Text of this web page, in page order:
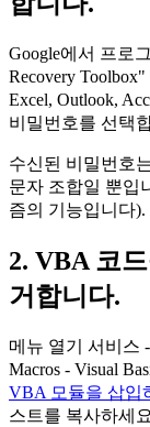
Google에서 프로
Recovery Toolbox"
Excel, Outlook,
비밀번호를 선택
수신된 비밀번호
문자 조합일 뿐입
즘의 기능입니다).
2. VBA 코
거합니다.
메뉴 열기 서비스
Macros - Visual
VBA 모듈을 삽입
스트를 복사하세